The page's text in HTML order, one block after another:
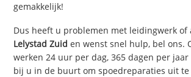
gemakkelijk!
Dus heeft u problemen met leidingwerk of
Lelystad Zuid en wenst snel hulp, bel ons.
werken 24 uur per dag, 365 dagen per
bij u in de buurt om spoedreparaties uit te